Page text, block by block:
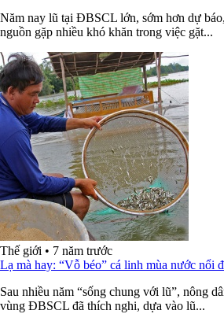
Năm nay lũ tại ĐBSCL lớn, sớm hơn dự
nguồn gặp nhiều khó khăn trong việc gặt...
Thế giới • 7 năm trước
Lạ mà hay: “Vỗ béo” cá linh mùa nước nổi
Sau nhiều năm “sống chung với lũ”, nông
vùng ĐBSCL đã thích nghi, dựa vào lũ...